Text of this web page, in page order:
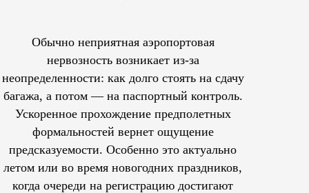
Обычно неприятная аэропортовая
нервозность возникает из-за
неопределенности: как долго стоять на сдачу
багажа, а потом — на паспортный контроль.
Ускоренное прохождение предполетных
формальностей вернет ощущение
предсказуемости. Особенно это актуально
летом или во время новогодних праздников,
когда очереди на регистрацию достигают